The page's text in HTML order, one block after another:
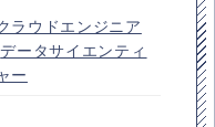
ラウドエンジニア
データサイエンティ
ー